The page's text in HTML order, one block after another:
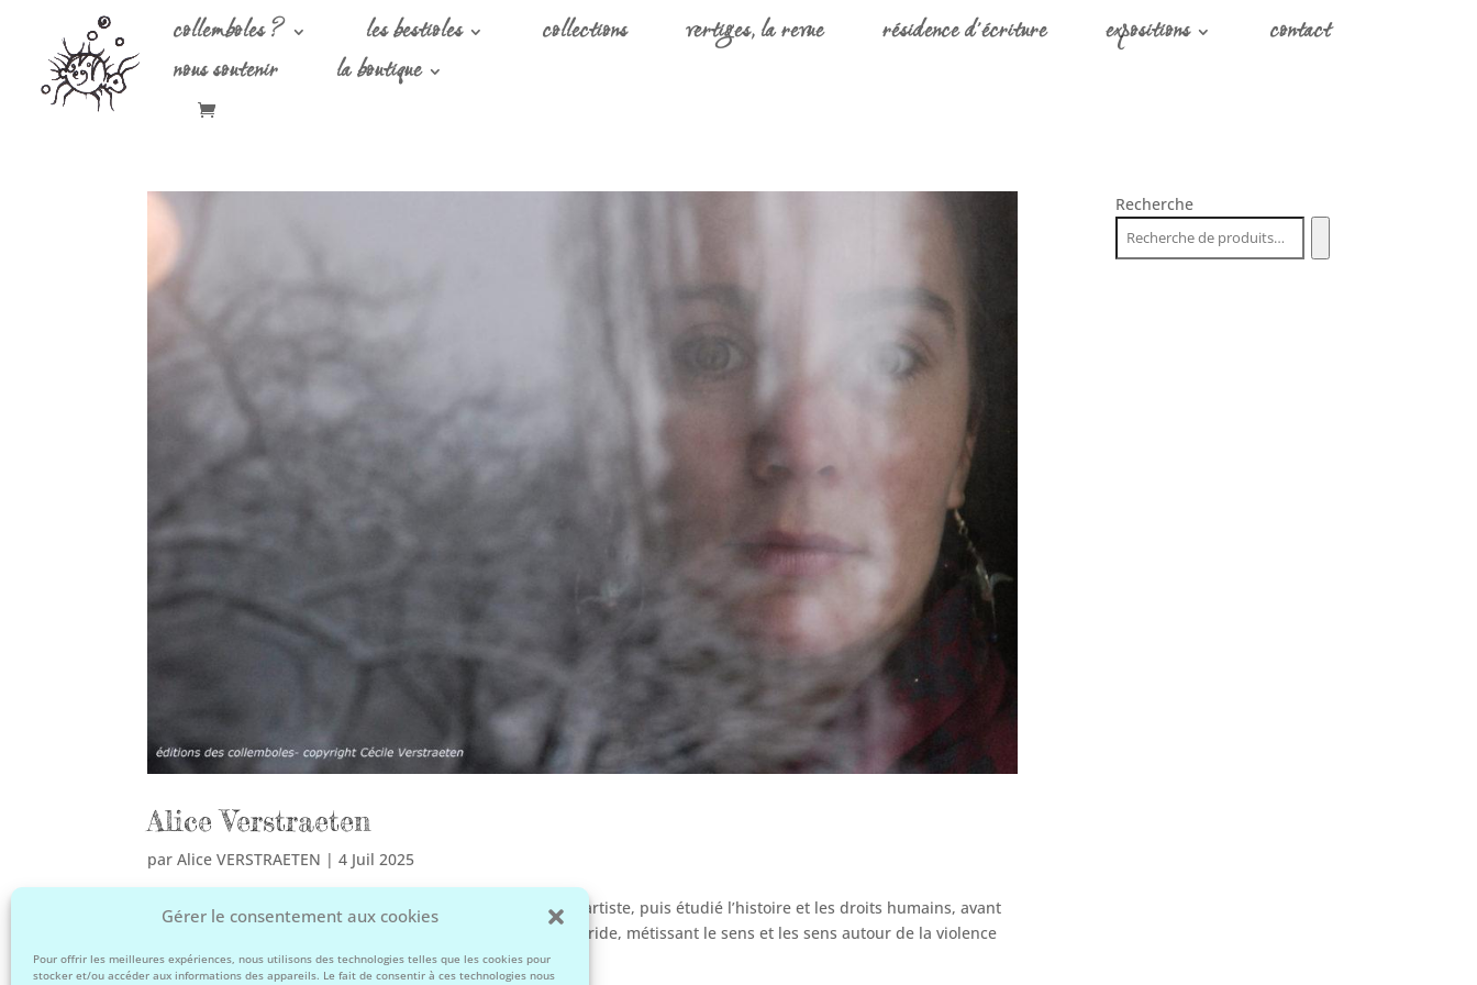
Gérer le consentement aux cookies
Pour offrir les meilleures expériences, nous utilisons des technologies telles que les cookies pour
stocker et/ou accéder aux informations des appareils. Le fait de consentir à ces technologies nous
collemboles ? les bestioles collections vertiges, la revue résidence d’écriture expositions
contact
nous soutenir
la boutique
Alice Verstraeten
parAlice VERSTRAETEN |4 Juil 2025
Alice Verstraeten Alice a d’abord grandi dans un atelier d’artiste, puis étudié l’histoire et les droits humains, avant
de se tourner vers l’anthropologie. S’ensuit une pensée hybride, métissant le sens et les sens autour de la violence
extrême et de la...
Recherche